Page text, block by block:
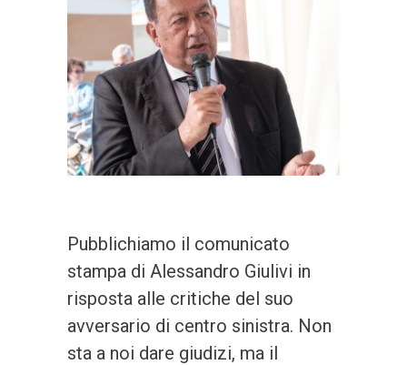
Pubblichiamo il comunicato
stampa di Alessandro Giulivi in
risposta alle critiche del suo
avversario di centro sinistra. Non
sta a noi dare giudizi, ma il